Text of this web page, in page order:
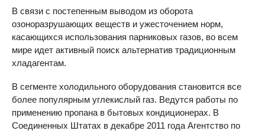
В связи с постепенным выводом из оборота
озоноразрушающих веществ и ужесточением норм,
касающихся использования парниковых газов, во всем
мире идет активный поиск альтернатив традиционным
хладагентам.
В сегменте холодильного оборудования становится все
более популярным углекислый газ. Ведутся работы по
применению пропана в бытовых кондиционерах. В
Соединенных Штатах в декабре 2011 года Агентство по